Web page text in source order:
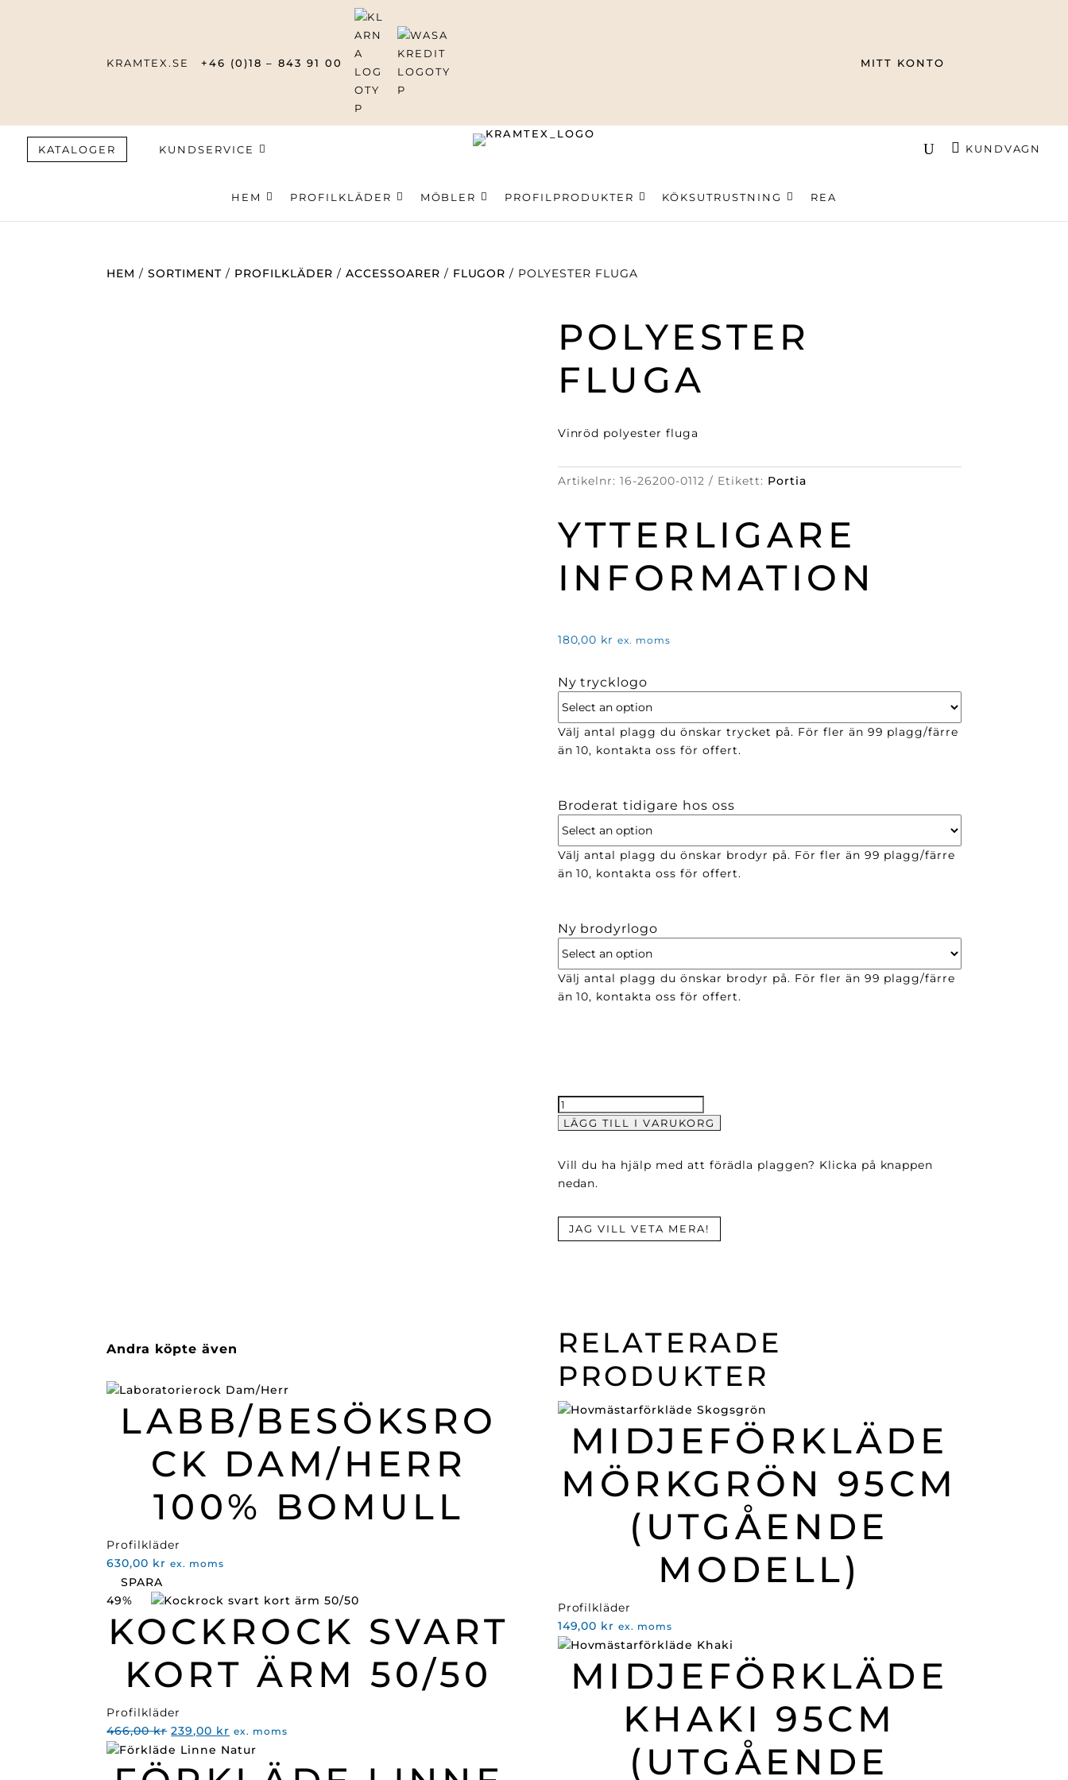
KRAMTEX.SE +46 (0)18 – 843 91 00 MITT KONTO
KATALOGER KUNDSERVICE KUNDVAGN
HEM PROFILKLÄDER MÖBLER PROFILPRODUKTER KÖKSUTRUSTNING REA
Produktsökning
HEM /SORTIMENT / PROFILKLÄDER / ACCESSOARER / FLUGOR / POLYESTER FLUGA
POLYESTER
FLUGA
Vinröd polyester fluga
Artikelnr:16-26200-0112 Etikett: Portia
YTTERLIGARE
INFORMATION
180,00 kr ex. moms
Ny trycklogo
Välj antal plagg du önskar trycket på. För fler än 99 plagg/färre
än 10, kontakta oss för offert.
Broderat tidigare hos oss
Välj antal plagg du önskar brodyr på. För fler än 99 plagg/färre
än 10, kontakta oss för offert.
Ny brodyrlogo
Välj antal plagg du önskar brodyr på. För fler än 99 plagg/färre
än 10, kontakta oss för offert.
Polyester
fluga
LÄGG TILL I VARUKORG
Vill du ha hjälp med att förädla plaggen? Klicka på knappen
nedan.
JAG VILL VETA MERA!
Andra köpte även
LABB/BESÖKSRO
CK DAM/HERR
100% BOMULL
Profilkläder
630,00 kr ex. moms
SPARA
49%
KOCKROCK SVART
KORT ÄRM 50/50
Profilkläder
466,00kr Det
ursprungliga
priset
239,00 kr Det
nuvarande
priset
ex. moms
RELATERADE
PRODUKTER
MIDJEFÖRKLÄDE
MÖRKGRÖN 95CM
(UTGÅENDE
MODELL)
Profilkläder
149,00 kr ex. moms
MIDJEFÖRKLÄDE
KHAKI 95CM
(UTGÅENDE